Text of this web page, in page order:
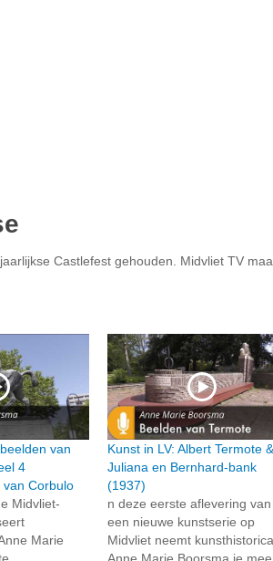
Castlefest gehouden. Midvliet TV
van
4
Corbulo
Midvliet-
Marie
Kunst in LV: Albert Termote
Juliana en Bernhard-bank
(1937)
n deze eerste aflevering van
een nieuwe kunstserie op
Midvliet neemt kunsthistorica